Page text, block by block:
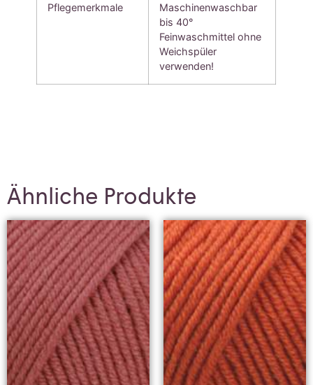
Pflegemerkmale
Maschinenwaschbar
bis 40°
Feinwaschmittel ohne
Weichspüler
verwenden!
Ähnliche Produkte